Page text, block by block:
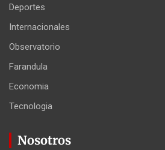
Deportes
Internacionales
Observatorio
Farandula
Economia
Tecnologia
Nosotros